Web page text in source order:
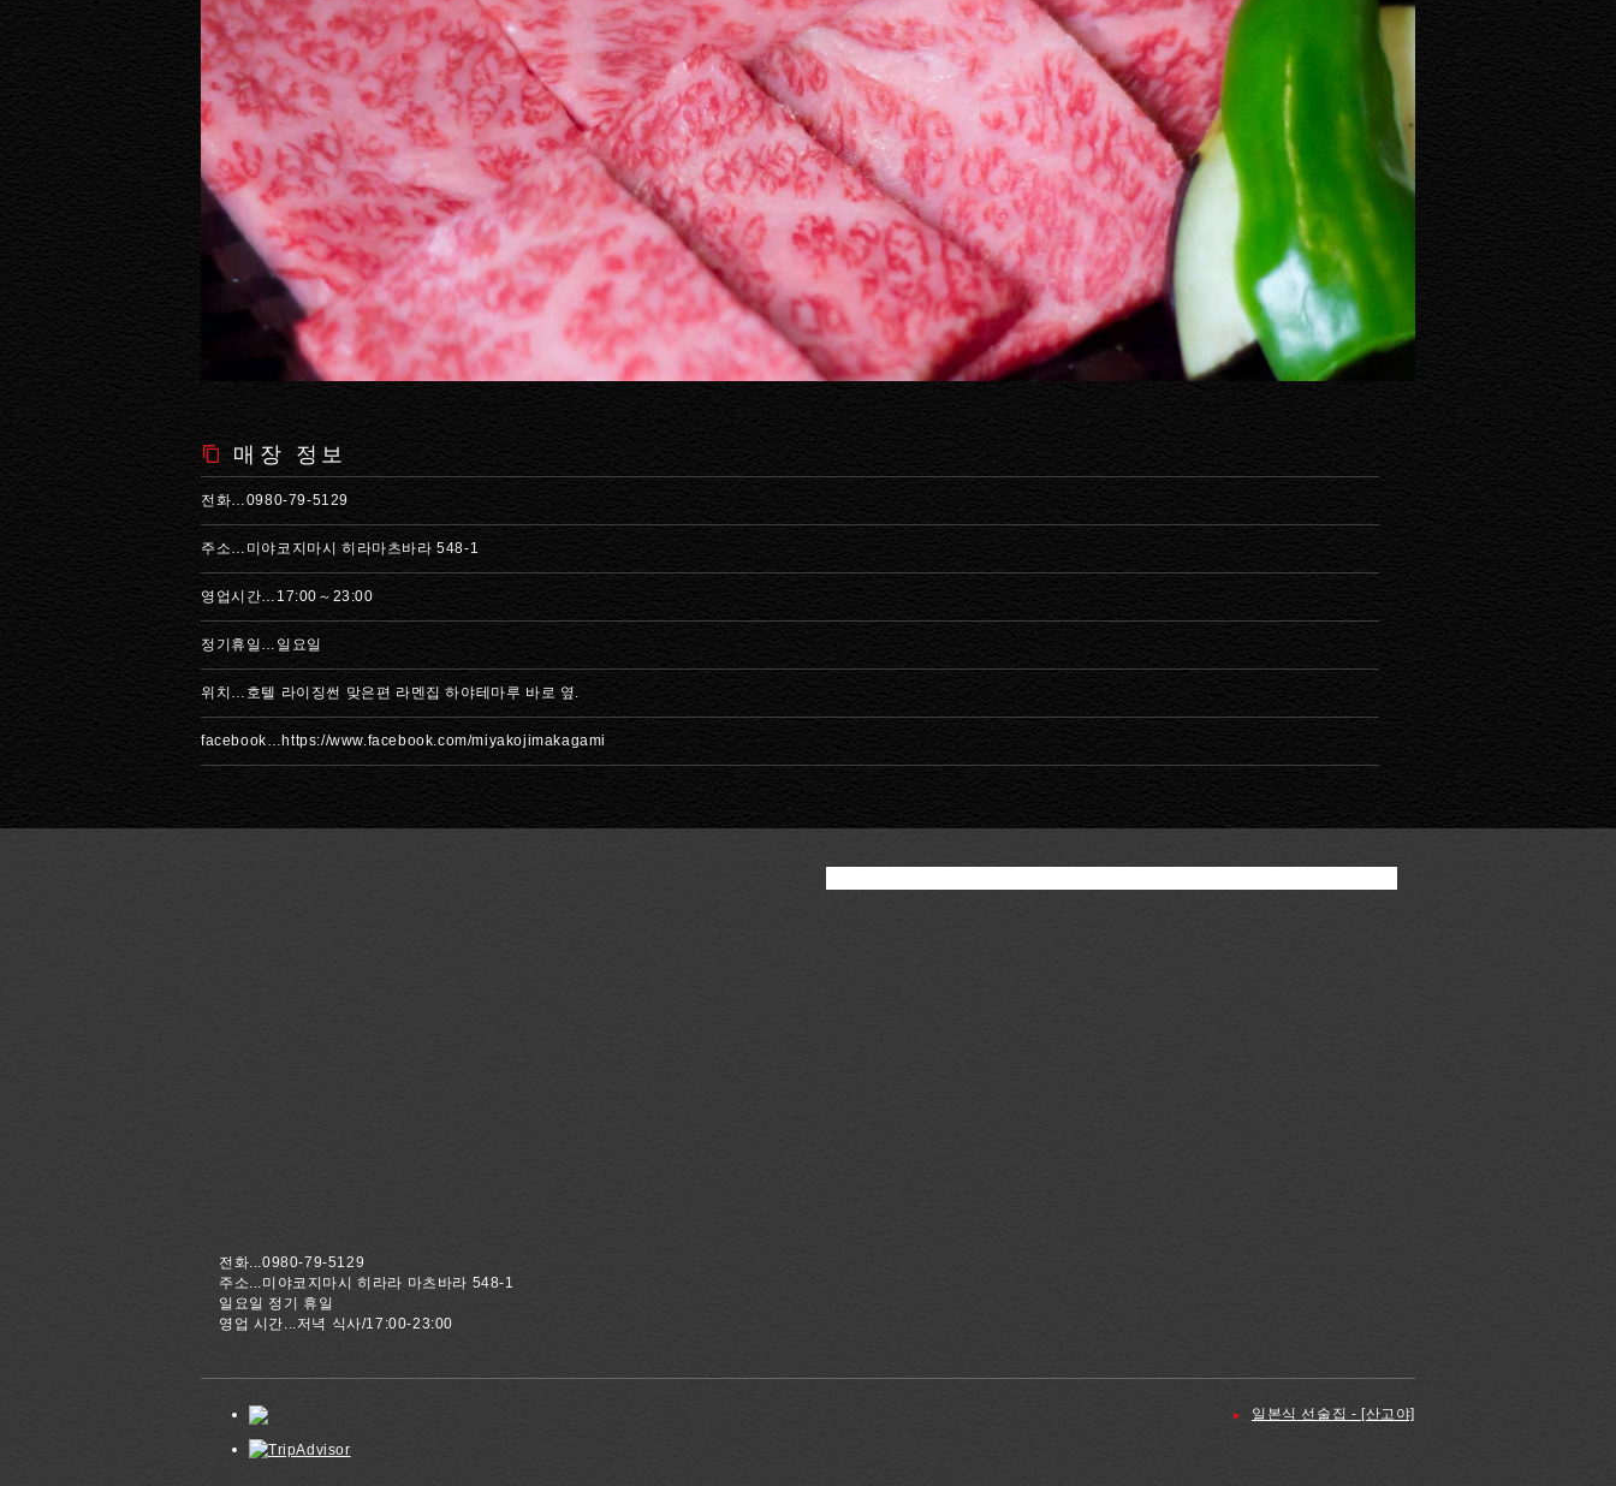
매장 정보
전화…0980-79-5129
주소…미야코지마시 히라마츠바라 548-1
영업시간…17:00～23:00
정기휴일…일요일
위치…호텔 라이징썬 맞은편 라멘집 하야테마루 바로 옆.
facebook…https://www.facebook.com/miyakojimakagami
전화...0980-79-5129
주소...미야코지마시 히라라 마츠바라 548-1
일요일 정기 휴일
영업 시간...저녁 식사/17:00-23:00
일본식 선술집 - [산고야]